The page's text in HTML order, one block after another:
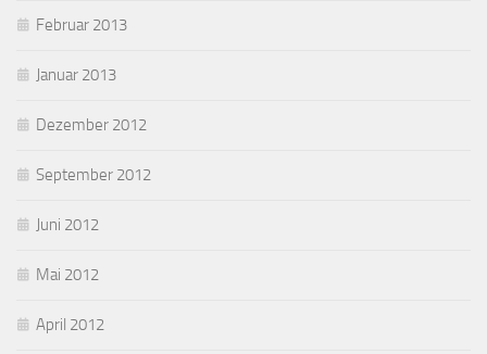
Februar 2013
Januar 2013
Dezember 2012
September 2012
Juni 2012
Mai 2012
April 2012